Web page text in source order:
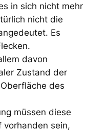
in sich nicht mehr
nicht die
Es
davon
Zustand der
des
müssen diese
sein,